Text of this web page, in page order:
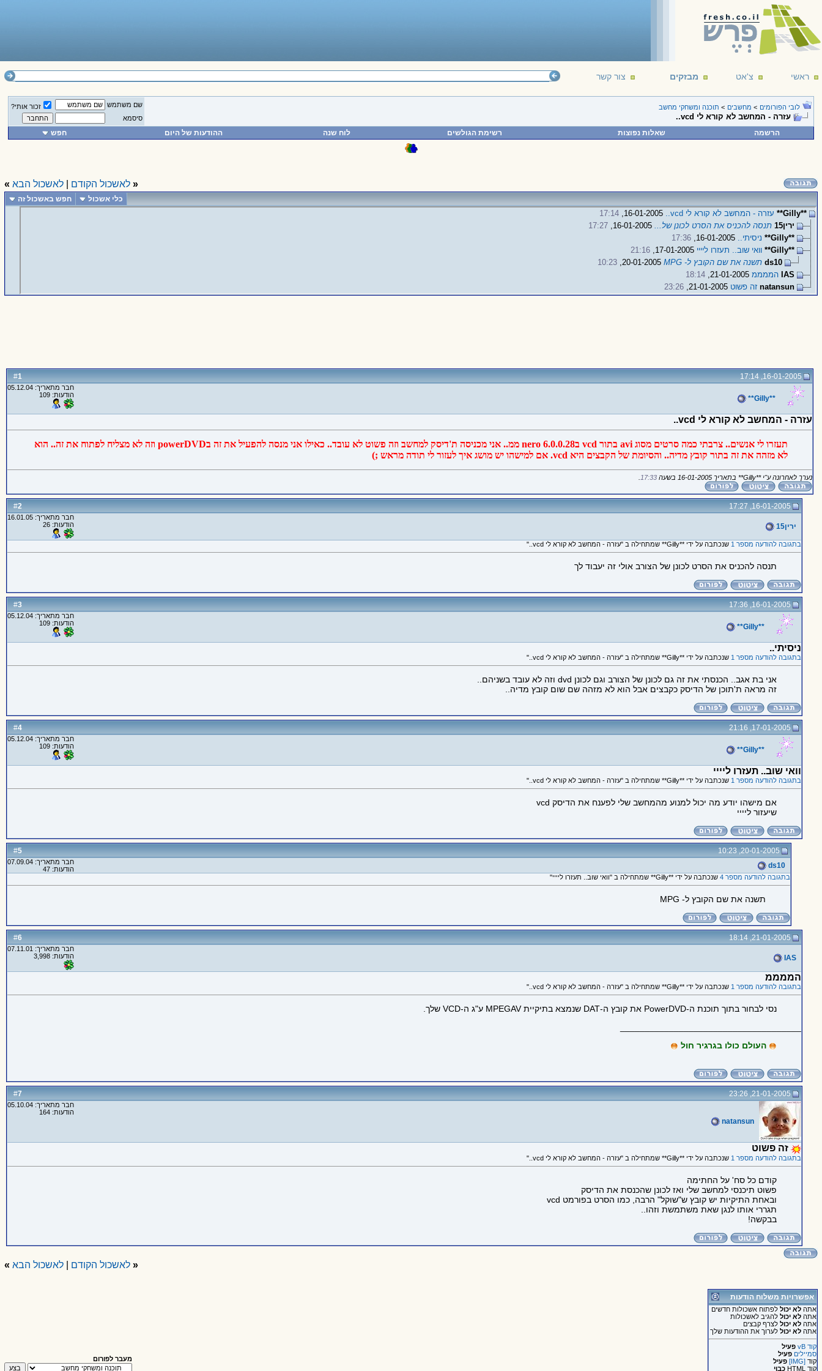
ראשי צ'אט מבזקים צור קשר
לובי הפורומים > מחשבים > תוכנה ומשחקי מחשב
עזרה - המחשב לא קורא לי vcd..
שם משתמש
זכור אותי?
סיסמא
הרשמה שאלות נפוצות רשימת הגולשים לוח שנה ההודעות של היום חפש
« לאשכול הקודם לאשכול הבא »
כלי אשכול חפש באשכול זה
**Gilly** עזרה - המחשב לא קורא לי vcd..
17:14
ירין15
תנסה להכניס את הסרט לכונן של...16-01-2005,
17:27
**Gilly**
ניסיתי..
17:36
**Gilly**
וואי שוב.. תעזרו ליייי
21:16
ds10 תשנה את שם הקובץ ל- MPG 20-01-2005,
10:23
IAS הממממ21-01-2005,
18:14
natansun זה פשוט 23:26
#
1 16-01-2005, 17:14
**Gilly**
חבר מתאריך: 05.12.04
הודעות: 109
עזרה - המחשב לא קורא לי vcd..
תעזרו לי אנשים.. צרבתי כמה סרטים מסוג avi בתור vcd בnero 6.0.0.28 ממ.. אני מכניסה ת'דיסק למחשב וזה פשוט לא עובד.. כאילו אני מנסה להפעיל את זה בpowerDVD וזה לא מצליח לפתוח את זה.. הוא
לא מזהה את זה בתור קובץ מדיה.. והסיומת של הקבצים היא vcd. אם למישהו יש מושג איך לעזור לי תודה מראש ;)
נערך לאחרונה ע"י **Gilly** בתאריך 16-01-2005 בשעה 17:33
#
2 16-01-2005, 17:27
ירין15
חבר מתאריך: 16.01.05
הודעות: 26
בתגובה להודעה מספר 1 שנכתבה על ידי **Gilly** שמתחילה ב "עזרה - המחשב לא קורא לי vcd.."
תנסה להכניס את הסרט לכונן של הצורב אולי זה יעבוד לך
#
3 16-01-2005, 17:36
**Gilly**
חבר מתאריך: 05.12.04
הודעות: 109
ניסיתי..
בתגובה להודעה מספר 1 שנכתבה על ידי **Gilly** שמתחילה ב "עזרה - המחשב לא קורא לי vcd.."
אני בת אגב.. הכנסתי את זה גם לכונן של הצורב וגם לכונן dvd וזה לא עובד בשניהם..
זה מראה ת'תוכן של הדיסק כקבצים אבל הוא לא מזהה שם שום קובץ מדיה..
#
4 17-01-2005, 21:16
**Gilly**
חבר מתאריך: 05.12.04
הודעות: 109
וואי שוב.. תעזרו ליייי
בתגובה להודעה מספר 1 שנכתבה על ידי **Gilly** שמתחילה ב "עזרה - המחשב לא קורא לי vcd.."
אם מישהו יודע מה יכול למנוע מהמחשב שלי לפענח את הדיסק vcd
שיעזור ליייי
#
5
20-01-2005, 10:23
ds10
חבר מתאריך: 07.09.04
הודעות: 47
בתגובה להודעה מספר 4
שנכתבה על ידי **Gilly** שמתחילה ב "וואי שוב.. תעזרו ליייי"
תשנה את שם הקובץ ל- MPG
#
6 21-01-2005, 18:14
IAS
חבר מתאריך: 07.11.01
הודעות: 3,998
הממממ
בתגובה להודעה מספר 1 שנכתבה על ידי **Gilly** שמתחילה ב "עזרה - המחשב לא קורא לי vcd.."
נסי לבחור בתוך תוכנת ה-PowerDVD את קובץ ה-DAT שנמצא בתיקיית MPEGAV ע"ג ה-VCD שלך.
העולם כולו בגרגיר חול
#
7 21-01-2005, 23:26
natansun
חבר מתאריך: 05.10.04
הודעות: 164
זה פשוט
בתגובה להודעה מספר 1 שנכתבה על ידי **Gilly** שמתחילה ב "עזרה - המחשב לא קורא לי vcd.."
קודם כל סח' על החתימה
פשוט תיכנסי למחשב שלי ואז לכונן שהכנסת את הדיסק
ובאחת התיקיות יש קובץ ש"שוקל" הרבה, כמו הסרט בפורמט vcd
תגררי אותו לנגן שאת משתמשת וזהו..
בבקשה!
« לאשכול הקודם |לאשכול הבא »
אפשרויות משלוח הודעות
אתה לא יכוללפתוח אשכולות חדשים
אתה לא יכוללהגיב לאשכולות
אתה לא יכוללצרף קבצים
אתה לא יכוללערוך את ההודעות שלך
קוד vB
פעיל
סמיילים פעיל
קוד [IMG]
פעיל
קוד HTML
כבוי
מעבר לפורום